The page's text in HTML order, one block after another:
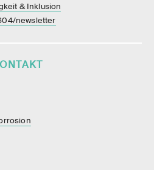
& Inklusion
newsletter